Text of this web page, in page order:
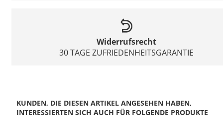
Widerrufsrecht
30 TAGE ZUFRIEDENHEITSGARANTIE
KUNDEN, DIE DIESEN ARTIKEL ANGESEHEN HABEN,
INTERESSIERTEN SICH AUCH FÜR FOLGENDE PRODUKTE